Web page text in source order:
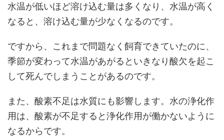
水温が低いほど溶け込む量は多くなり、水温が高く
なると、溶け込む量が少なくなるのです。
ですから、これまで問題なく飼育できていたのに、
季節が変わって水温があがるといきなり酸欠を起こ
して死んでしまうことがあるのです。
また、酸素不足は水質にも影響します。水の浄化作
用は、酸素が不足すると浄化作用が働かないように
なるからです。